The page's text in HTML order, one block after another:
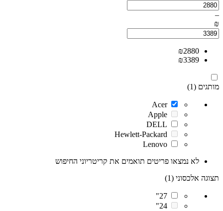
–
₪
₪2880
₪3389
מותגים (1)
Acer
Apple
DELL
Hewlett-Packard
Lenovo
לא נמצאו פריטים תואמים את קריטריוני החיפוש
תצוגה אלכסוני (1)
27"
24"